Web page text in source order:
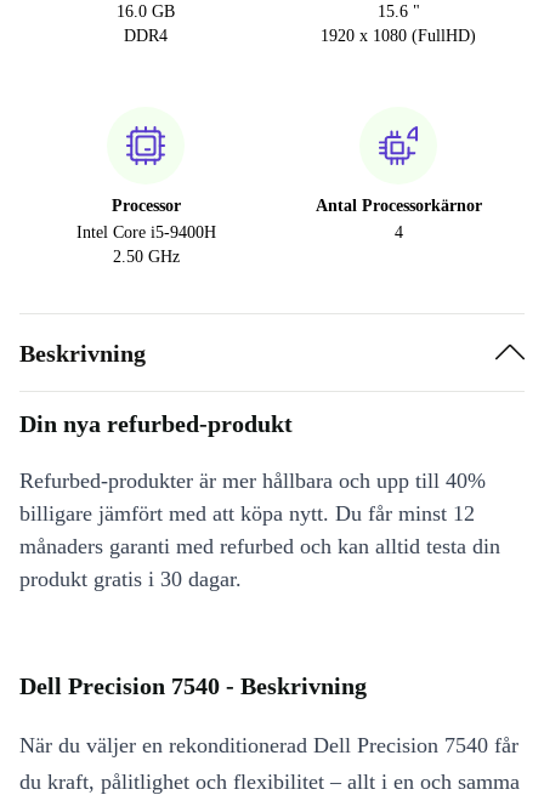
16.0 GB
DDR4
15.6 "
1920 x 1080 (FullHD)
Processor
Intel Core i5-9400H
2.50 GHz
Antal Processorkärnor
4
Beskrivning
Din nya refurbed-produkt
Refurbed-produkter är mer hållbara och upp till 40%
billigare jämfört med att köpa nytt. Du får minst 12
månaders garanti med refurbed och kan alltid testa din
produkt gratis i 30 dagar.
Dell Precision 7540 - Beskrivning
När du väljer en rekonditionerad Dell Precision 7540 får
du kraft, pålitlighet och flexibilitet – allt i en och samma